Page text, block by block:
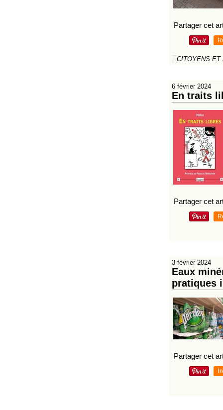
Partager cet
CITOYENS ET
6 février 2024
En traits
Partager cet
3 février 2024
Eaux
pratiques
Partager cet